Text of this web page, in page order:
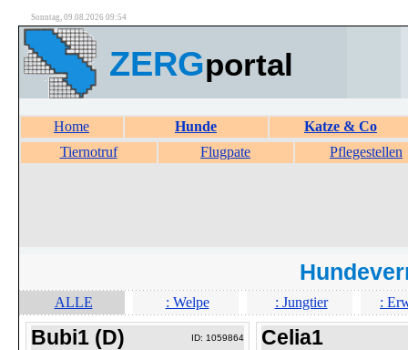
Sonntag, 09.08.2026 09:54
ZERGportal
Home Hunde
Katze & Co
Tiernotruf
Flugpate Pflegestellen
ALLE : Welpe : Jungtier :
Bubi1 (D) ID: 1059864 Celia1